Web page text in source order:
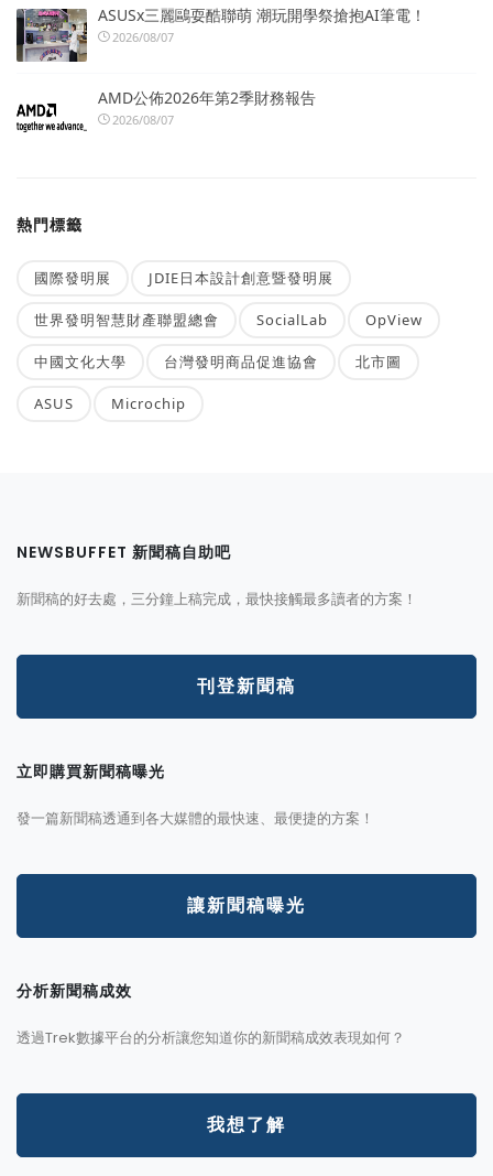
ASUSx三麗鷗耍酷聯萌 潮玩開學祭搶抱AI筆電！
2026/08/07
AMD公佈2026年第2季財務報告
2026/08/07
熱門標籤
國際發明展 JDIE日本設計創意暨發明展
世界發明智慧財產聯盟總會 SocialLab OpView
中國文化大學 台灣發明商品促進協會 北市圖
ASUS Microchip
NEWSBUFFET 新聞稿自助吧
新聞稿的好去處，三分鐘上稿完成，最快接觸最多讀者的方案！
刊登新聞稿
立即購買新聞稿曝光
發一篇新聞稿透通到各大媒體的最快速、最便捷的方案！
讓新聞稿曝光
分析新聞稿成效
透過Trek數據平台的分析讓您知道你的新聞稿成效表現如何？
我想了解